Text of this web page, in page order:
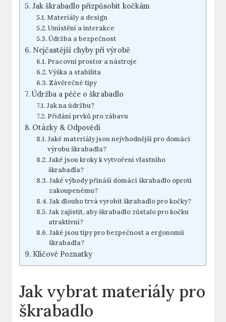
Jak škrabadlo přizpůsobit kočkám
Materiály a design
Umístění a interakce
Údržba a bezpečnost
Nejčastější chyby při výrobě
Pracovní prostor a nástroje
Výška a stabilita
Závěrečné tipy
Údržba a péče o škrabadlo
Jak na údržbu?
Přidání prvků pro zábavu
Otázky & Odpovědi
Jaké materiály jsou nejvhodnější pro domácí
výrobu škrabadla?
Jaké jsou kroky k vytvoření vlastního
škrabadla?
Jaké výhody přináší domácí škrabadlo oproti
zakoupenému?
Jak dlouho trvá vyrobit škrabadlo pro kočky?
Jak zajistit, aby škrabadlo zůstalo pro kočku
atraktivní?
Jaké jsou tipy pro bezpečnost a ergonomii
škrabadla?
Klíčové Poznatky
Jak vybrat materiály pro
škrabadlo